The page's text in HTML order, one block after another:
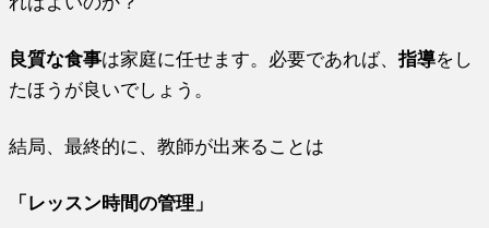
良質な食事は家庭に任せます。必要であれば、指導をし
たほうが良いでしょう。
結局、最終的に、教師が出来ることは
「レッスン時間の管理」